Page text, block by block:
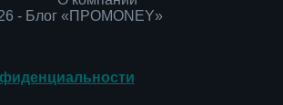
- Блог «ПРОMONEY»